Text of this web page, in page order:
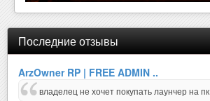
Последние отзывы
ArzOwner RP | FREE ADMIN ..
владелец не хочет покупать лаунчер на пк